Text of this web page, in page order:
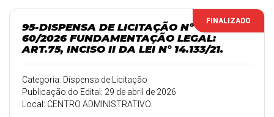
FINALIZADO
95-DISPENSA DE LICITAÇÃO Nº
60/2026 FUNDAMENTAÇÃO LEGAL:
ART.75, INCISO II DA LEI N° 14.133/21.
Categoria: Dispensa de Licitação
Publicação do Edital: 29 de abril de 2026
Local: CENTRO ADMINISTRATIVO.